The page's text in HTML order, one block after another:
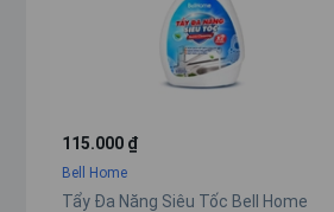
110.000 ₫
Bell Home
Tinh Dầu Xả Vải Công Nghệ Sinh